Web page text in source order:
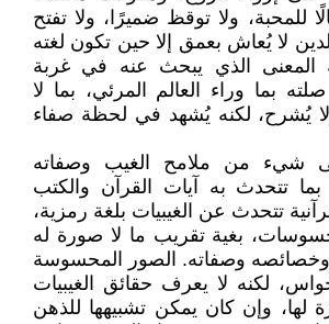
للمحبة، ولا توقظ ضميرًا، ولا تفتح
لا يُعاش بعمق إلا حين تكون لغته
المعنى الذي يبحث عنه في غربة
صلته بما وراء العالم المرئي، بما لا
يُشرح، لكنه يُشهد في لحظة صفاء
شيء من ملامح الغيب وصفاته
بما تتحدث به آيات القرآن والكتب
تتحدث عن الغيبيات بلغة رمزية،
بغية تقريب ما لا صورة له
وصفاته. الصور المحسوسة
لكنه لا يعرف حقائق الغيبيات
لها، وإن كان يمكن تشبيهها للذهن